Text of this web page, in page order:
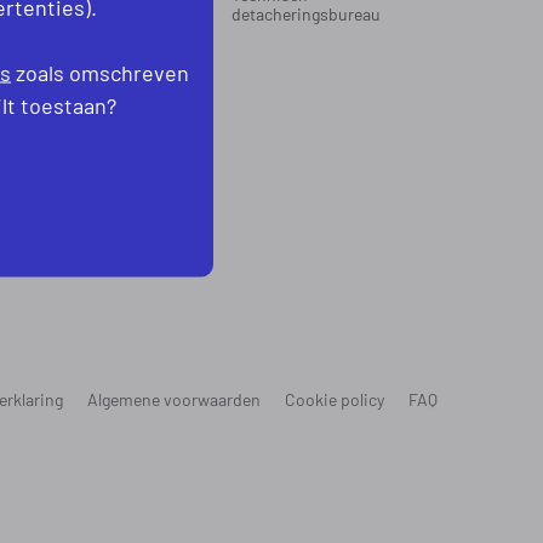
detacheringsbureau
Algemene voorwaarden Cookie policy FAQ
zoals omschreven
toestaan?